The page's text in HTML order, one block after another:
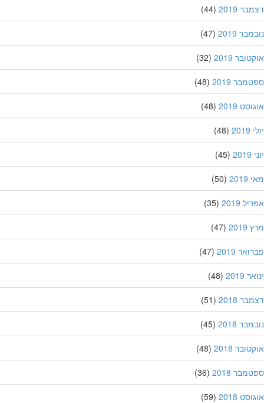
2019
(44)
2019
(47)
2019
(32)
2019
(48)
2019
(48)
(48)
(45)
(50)
2019
(35)
(47)
2019
(47)
2019
(48)
2018
(51)
2018
(45)
2018
(48)
2018
(36)
2018
(59)